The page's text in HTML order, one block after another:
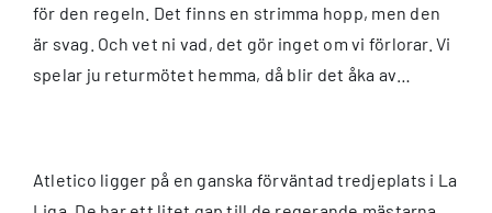
för den regeln. Det finns en strimma hopp, men den
är svag. Och vet ni vad, det gör inget om vi förlorar. Vi
spelar ju returmötet hemma, då blir det åka av…
Atletico ligger på en ganska förväntad tredjeplats i La